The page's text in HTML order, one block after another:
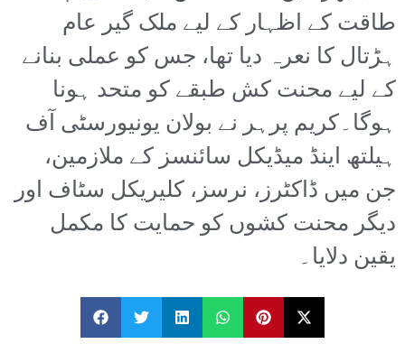
طاقت کے اظہار کے لیے ملک گیر عام
ہڑتال کا نعرہ دیا تھا، جس کو عملی بنانے
کے لیے محنت کش طبقے کو متحد ہونا
ہوگا۔کریم پرہر نے بولان یونیورسٹی آف
ہیلتھ اینڈ میڈیکل سائنسز کے ملازمین،
جن میں ڈاکٹرز، نرسز، کلیریکل سٹاف اور
دیگر محنت کشوں کو حمایت کا مکمل
یقین دلایا۔